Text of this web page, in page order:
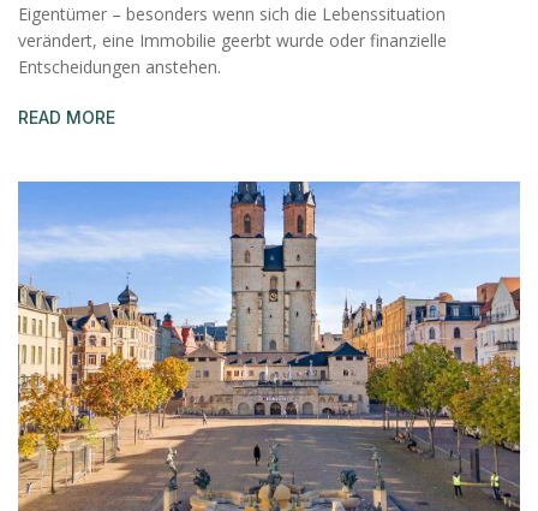
Eigentümer – besonders wenn sich die Lebenssituation
verändert, eine Immobilie geerbt wurde oder finanzielle
Entscheidungen anstehen.
READ MORE